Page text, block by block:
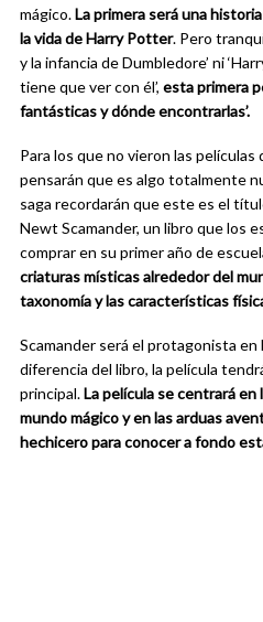
mágico.Laprimera será una
la vida de Harry Potter. Pero
y la infancia de Dumbledore’ ni
tiene que ver con él’, esta primera
fantásticas y dónde encontrarlas’.
Para los que no vieron las
pensarán que es algo totalmente
saga recordarán que este es el
Newt Scamander, un libro que los
comprar en su primer año de
criaturas místicas alrededor del
taxonomía y las características
Scamander será el protagonista
diferencia del libro, la película
principal.La película se centrará
mundo mágico y en las arduas
hechicero para conocer a fondo